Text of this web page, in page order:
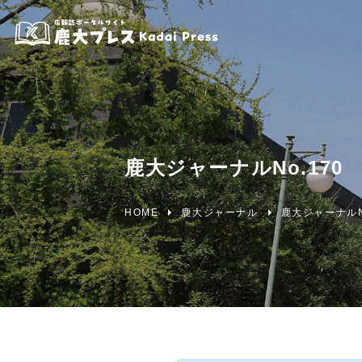
鹿大ジャーナルNo.170
HOME 鹿大ジャーナル 鹿大ジャーナ